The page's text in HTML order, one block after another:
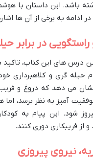
باشد. این داستان با
در ادامه به برخی از آن ها
در برابر
درس های این کتاب،
حیله گری و کلاهبرداری
می دهد که دروغ و
آمیز به نظر برسد، اما
شود. این پیام به
و از فریبکاری دوری کنند.
نیروی پیروزی